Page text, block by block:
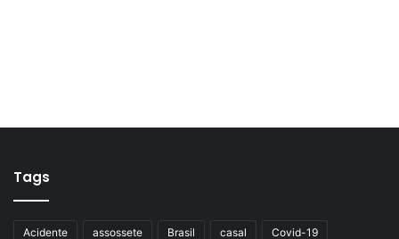
Tags
Acidente assossete Brasil casal Covid-19